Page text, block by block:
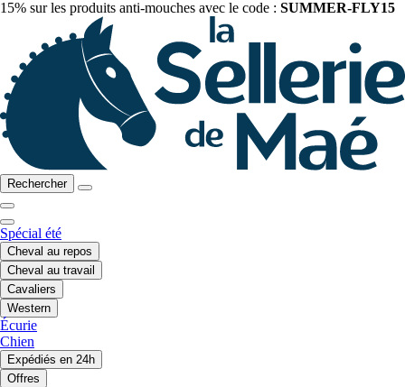
15% sur les produits anti-mouches avec le code : SUMMER-FLY15
Rechercher
Spécial été
Cheval au repos
Cheval au travail
Cavaliers
Western
Écurie
Chien
Expédiés en 24h
Offres